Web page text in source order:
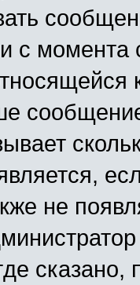
с
не